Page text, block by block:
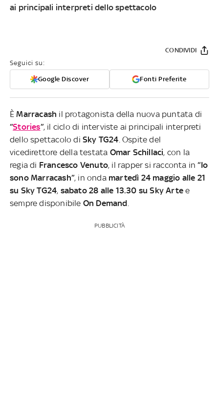
ai principali interpreti dello spettacolo
Seguici su:
Google Discover Fonti Preferite
CONDIVIDI
ÈMarracash il protagonista della nuova puntata di
“Stories”, il ciclo di interviste ai principali interpreti
dello spettacolo di Sky TG24 . Ospite del
vicedirettore della testata Omar Schillaci, con la
regia di Francesco Venuto, il rapper si racconta in“Io
sono Marracash”, in onda martedì 24 maggio alle 21
su Sky TG24, sabato 28 alle 13.30 su Sky Arte e
sempre disponibile On Demand
PUBBLICITÀ